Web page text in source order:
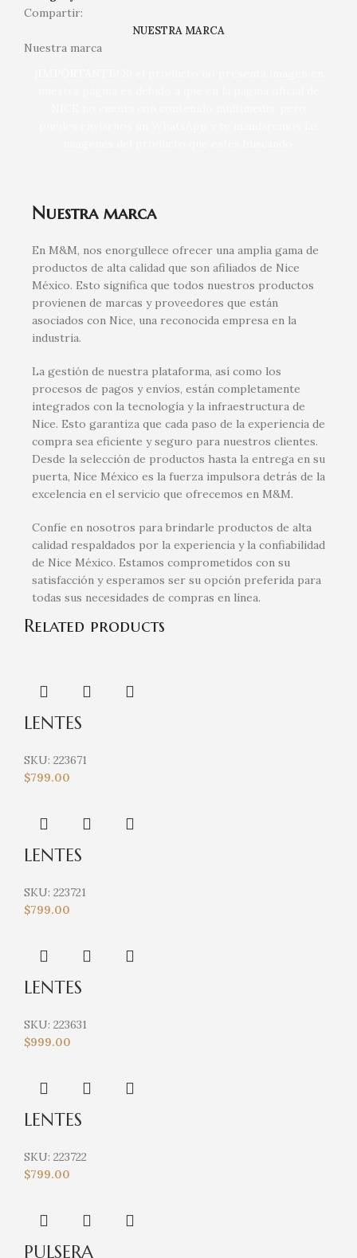
Compartir:
NUESTRA MARCA
Nuestra marca
Nuestra marca
En M&M, nos enorgullece ofrecer una amplia gama de
productos de alta calidad que son afiliados de Nice
México. Esto significa que todos nuestros productos
provienen de marcas y proveedores que están
asociados con Nice, una reconocida empresa en la
industria.
La gestión de nuestra plataforma, así como los
procesos de pagos y envíos, están completamente
integrados con la tecnología y la infraestructura de
Nice. Esto garantiza que cada paso de la experiencia de
compra sea eficiente y seguro para nuestros clientes.
Desde la selección de productos hasta la entrega en su
puerta, Nice México es la fuerza impulsora detrás de la
excelencia en el servicio que ofrecemos en M&M.
Confíe en nosotros para brindarle productos de alta
calidad respaldados por la experiencia y la confiabilidad
de Nice México. Estamos comprometidos con su
satisfacción y esperamos ser su opción preferida para
todas sus necesidades de compras en línea.
Related products
LENTES
SKU: 223671
$799.00
LENTES
SKU: 223721
$799.00
LENTES
SKU: 223631
$999.00
LENTES
SKU: 223722
$799.00
PULSERA